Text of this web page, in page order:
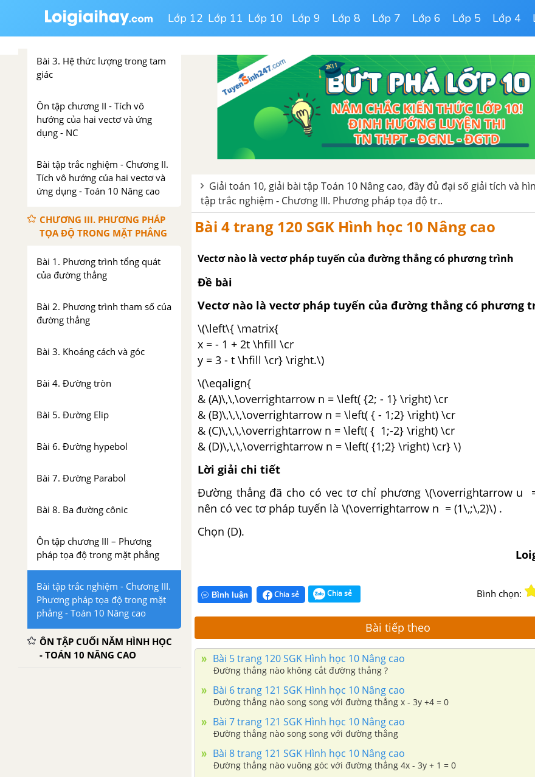
Lớp 12 Lớp 11 Lớp 10 Lớp 9 Lớp 8 Lớp 7 Lớp 6 Lớp 5 Lớp 4
Bài 2. Tích vô hướng của hai
Bài 3. Hệ thức lượng trong tam
giác
Ôn tập chương II - Tích vô
hướng của hai vectơ và ứng
dụng - NC
Bài tập trắc nghiệm - Chương II.
Tích vô hướng của hai vectơ và
ứng dụng - Toán 10 Nâng cao
CHƯƠNG III. PHƯƠNG PHÁP
TỌA ĐỘ TRONG MẶT PHẲNG
Bài 1. Phương trình tổng quát
của đường thẳng
Bài 2. Phương trình tham số của
đường thẳng
Bài 3. Khoảng cách và góc
Bài 4. Đường tròn
Bài 5. Đường Elip
Bài 6. Đường hypebol
Bài 7. Đường Parabol
Bài 8. Ba đường cônic
Ôn tập chương III – Phương
pháp tọa độ trong mặt phẳng
Bài tập trắc nghiệm - Chương III.
Phương pháp tọa độ trong mặt
phẳng - Toán 10 Nâng cao
ÔN TẬP CUỐI NĂM HÌNH HỌC
- TOÁN 10 NÂNG CAO
Giải toán 10, giải bài tập Toán 10 Nâng cao, đầy đủ đại số giải tích và
tập trắc nghiệm - Chương III. Phương pháp tọa độ tr..
Bài 4 trang 120 SGK Hình học 10 Nâng cao
Vectơ nào là vectơ pháp tuyến của đường thẳng có phương trình
Đề bài
Vectơ nào là vectơ pháp tuyến của đường thẳng có phương
\(\left\{ \matrix{
x = - 1 + 2t \hfill \cr
y = 3 - t \hfill \cr} \right.\)
\(\eqalign{
& (A)\,\,\overrightarrow n = \left( {2; - 1} \right) \cr
& (B)\,\,\,\overrightarrow n = \left( { - 1;2} \right) \cr
& (C)\,\,\,\overrightarrow n = \left( { 1;-2} \right) \cr
& (D)\,\,\,\overrightarrow n = \left( {1;2} \right) \cr} \)
Lời giải chi tiết
Đường thẳng đã cho có vec tơ chỉ phương \(\overrightarrow u
nên có vec tơ pháp tuyến là \(\overrightarrow n = (1\,;\,2)\) .
Chọn (D).
Bình luận Chia sẻ Chia sẻ Bình chọn:
Bài tiếp theo
Bài 5 trang 120 SGK Hình học 10 Nâng cao
Đường thẳng nào không cắt đường thẳng ?
Bài 6 trang 121 SGK Hình học 10 Nâng cao
Đường thẳng nào song song với đường thẳng x - 3y +4 = 0
Bài 7 trang 121 SGK Hình học 10 Nâng cao
Đường thẳng nào song song với đường thẳng
Bài 8 trang 121 SGK Hình học 10 Nâng cao
Đường thẳng nào vuông góc với đường thẳng 4x - 3y + 1 = 0